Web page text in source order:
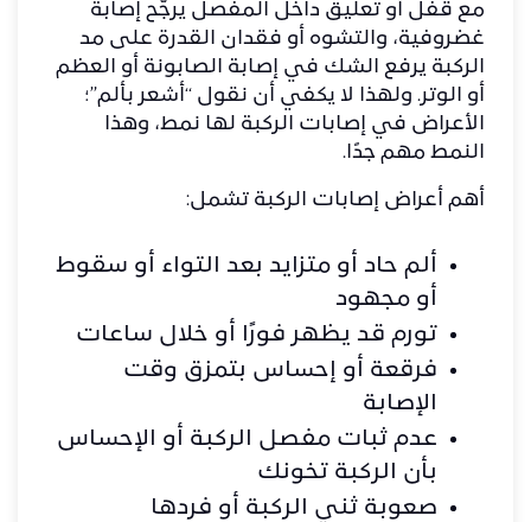
مع قفل أو تعليق داخل المفصل يرجّح إصابة
غضروفية، والتشوه أو فقدان القدرة على مد
الركبة يرفع الشك في إصابة الصابونة أو العظم
أو الوتر. ولهذا لا يكفي أن نقول “أشعر بألم”؛
الأعراض في إصابات الركبة لها نمط، وهذا
النمط مهم جدًا.
أهم أعراض إصابات الركبة تشمل:
ألم حاد أو متزايد بعد التواء أو سقوط
أو مجهود
تورم قد يظهر فورًا أو خلال ساعات
فرقعة أو إحساس بتمزق وقت
الإصابة
عدم ثبات مفصل الركبة أو الإحساس
بأن الركبة تخونك
صعوبة ثني الركبة أو فردها